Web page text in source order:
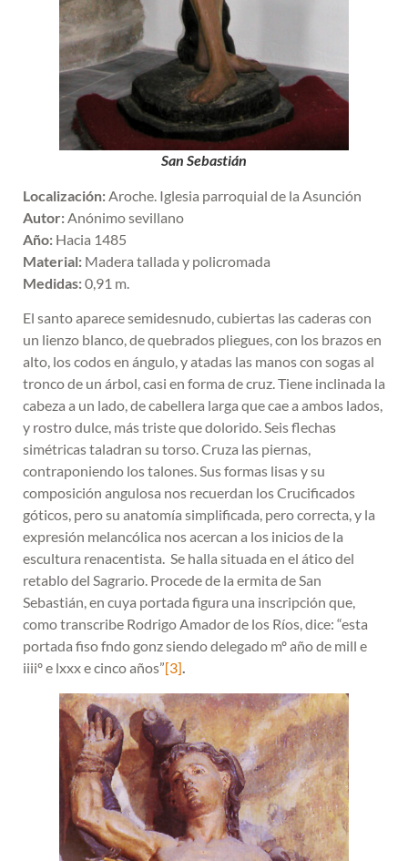
San Sebastián
Localización:Aroche. Iglesia parroquial de la Asunción
Autor:Anónimo sevillano
Año: Hacia 1485
Material: Madera tallada y policromada
Medidas:0,91 m.
El santo aparece semidesnudo, cubiertas las caderas con
un lienzo blanco, de quebrados pliegues, con los brazos en
alto, los codos en ángulo, y atadas las manos con sogas al
tronco de un árbol, casi en forma de cruz. Tiene inclinada la
cabeza a un lado, de cabellera larga que cae a ambos lados,
y rostro dulce, más triste que dolorido. Seis flechas
simétricas taladran su torso. Cruza las piernas,
contraponiendo los talones. Sus formas lisas y su
composición angulosa nos recuerdan los Crucificados
góticos, pero su anatomía simplificada, pero correcta, y la
expresión melancólica nos acercan a los inicios de la
escultura renacentista. Se halla situada en el ático del
retablo del Sagrario. Procede de la ermita de San
Sebastián, en cuya portada figura una inscripción que,
como transcribe Rodrigo Amador de los Ríos, dice: “esta
portada fiso fndo gonz siendo delegado mº año de mill e
iiiiº e lxxx e cinco años”[3].